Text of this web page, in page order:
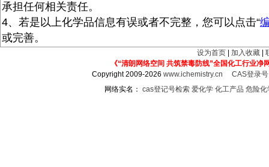
承担任何相关责任。
4、若是以上化学品信息有误或者不完整，您可以点击“
或完善。
设为首页 加入收藏
《“清朗网络空间 共筑禁毒防线”全国化工行业净
Copyright 2009-2026www.ichemistry.cn
CAS登录
网络实名： cas登记号检索 爱化学 化工产品 危险化